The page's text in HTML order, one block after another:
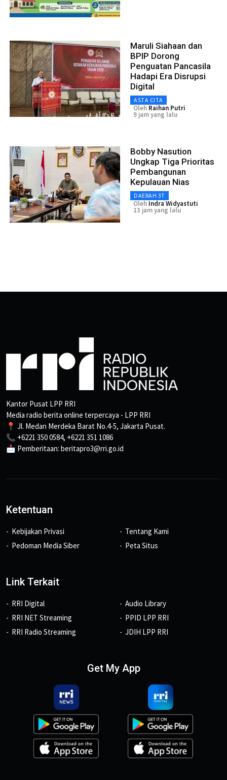
Maruli Siahaan dan
BPIP Dorong
Penguatan Pancasila
Hadapi Era Disrupsi
Digital
ASTA CITA
Oleh Raihan Putri
9 jam yang lalu
Bobby Nasution
Ungkap Tiga Prioritas
Pembangunan
Kepulauan Nias
DAERAH 3T
Oleh Indra Widyastuti
13 jam yang lalu
Kantor Pusat LPP RRI
Media radio berita online terpercaya - LPP RRI
📍 Jl. Medan Merdeka Barat No.4-5, Jakarta Pusat.
📞 +6221 350 0584, +6221 351 1086
📩 Pemberitaan: beritapro3@rri.go.id
Ketentuan
Kebijakan Privasi
Pedoman Media Siber
Tentang Kami
Peta Situs
Link Terkait
RRI Digital
RRI NET Streaming
RRI Radio Streaming
Audio Library
PPID LPP RRI
JDIH LPP RRI
Get My App